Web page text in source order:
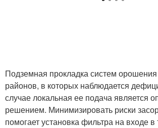
Подземная прокладка систем
районов, в которых наблюдается
случае локальная ее подача является
решением. Минимизировать риски
помогает установка фильтра на входе